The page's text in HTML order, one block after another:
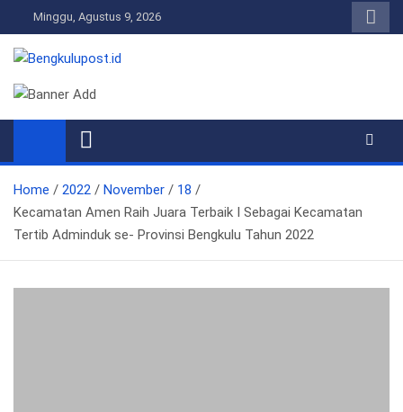
to
content
Minggu, Agustus 9, 2026
Bengkulupost.id
Bengkulupost
Home 2022 November
18
Kecamatan Amen Raih Juara Terbaik I Sebagai Kecamatan
Tertib Adminduk se- Provinsi Bengkulu Tahun 2022